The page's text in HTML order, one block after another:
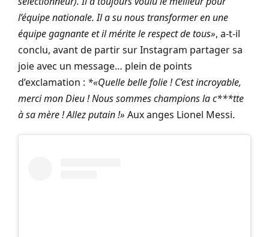
l’équipe nationale. Il a su nous transformer en une
équipe gagnante et il mérite le respect de tous», a-t-il
conclu, avant de partir sur Instagram partager sa
joie avec un message… plein de points
d’exclamation : *«Quelle belle folie ! C’est incroyable,
merci mon Dieu ! Nous sommes champions la c***tte
à sa mère ! Allez putain !» Aux anges Lionel Messi.